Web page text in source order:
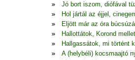
Jó bort iszom, diófával
Hol jártál az éjjel,
Eljött már az óra
Hallottátok, Korond
Hallgassátok, mi történt
A (helybéli) kocsmaajtó